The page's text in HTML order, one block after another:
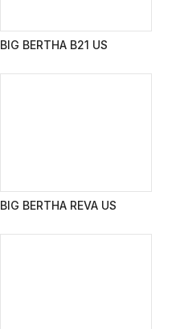
BIG BERTHA B21 US
BIG BERTHA REVA US